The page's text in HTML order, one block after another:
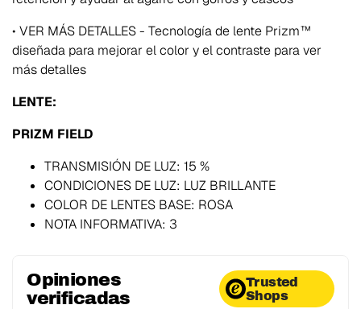
• VER MÁS DETALLES - Tecnología de lente Prizm™
diseñada para mejorar el color y el contraste para ver
más detalles
LENTE:
PRIZM FIELD
TRANSMISIÓN DE LUZ: 15 %
CONDICIONES DE LUZ: LUZ BRILLANTE
COLOR DE LENTES BASE: ROSA
NOTA INFORMATIVA: 3
Opiniones
verificadas
Trusted
Shops